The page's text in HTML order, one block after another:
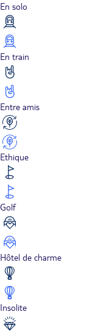
En solo
En train
Entre amis
Ethique
Golf
Hôtel de charme
Insolite